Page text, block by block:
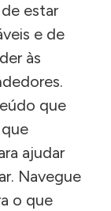
estar
e de
às
que
ajudar
Navegue
o que